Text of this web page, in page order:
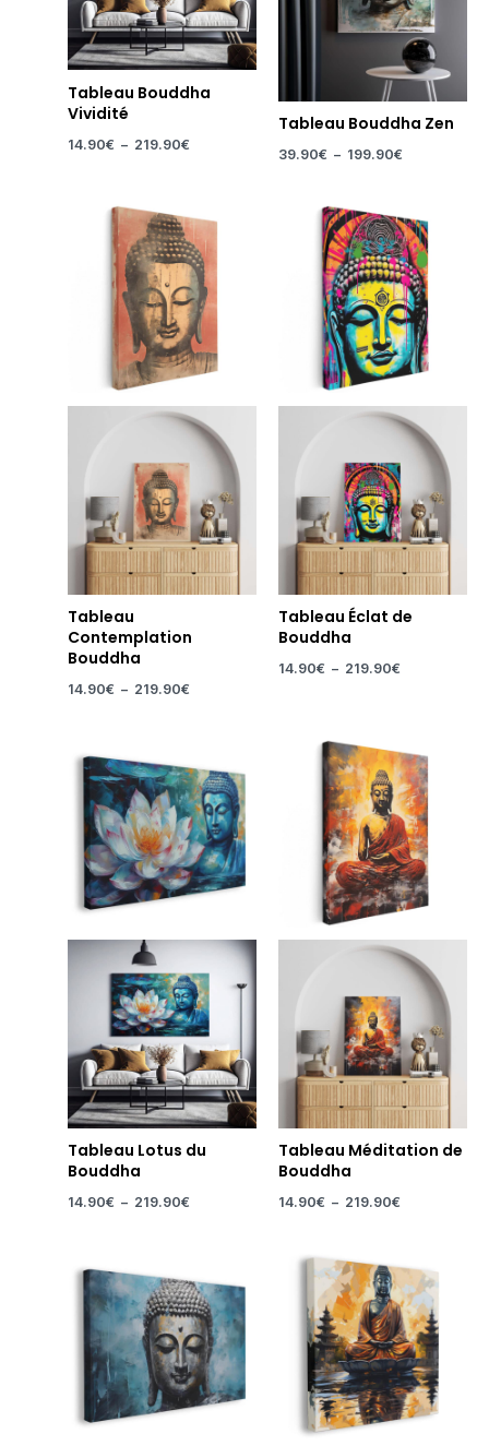
Tableau Bouddha
Vividité
14.90€ – 219.90€
Tableau Bouddha Zen
39.90€ – 199.90€
Tableau
Contemplation
Bouddha
14.90€ – 219.90€
de
prix :
14.90€
à
219.90€
Tableau Éclat de
Bouddha
14.90€ – 219.90€
de
prix :
14.90€
à
219.90€
Tableau Lotus du
Bouddha
14.90€ – 219.90€
prix :
14.90€
à
219.90€
Tableau Méditation de
Bouddha
14.90€ – 219.90€
de
prix :
14.90€
à
219.90€
de
prix :
14.90€
à
219.90€
de
prix :
39.90€
à
199.90€